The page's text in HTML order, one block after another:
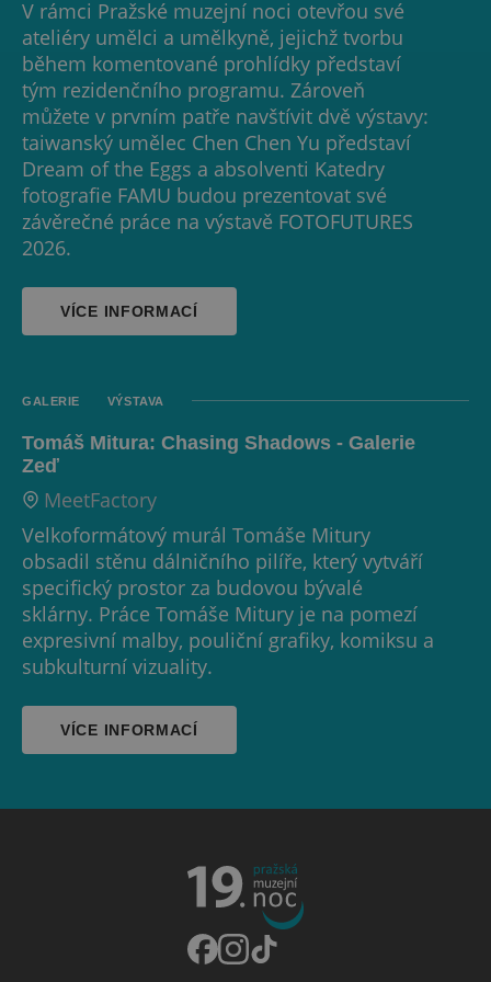
V rámci Pražské muzejní noci otevřou své
ateliéry umělci a umělkyně, jejichž tvorbu
během komentované prohlídky představí
tým rezidenčního programu. Zároveň
můžete v prvním patře navštívit dvě výstavy:
taiwanský umělec Chen Chen Yu představí
Dream of the Eggs a absolventi Katedry
fotografie FAMU budou prezentovat své
závěrečné práce na výstavě FOTOFUTURES
2026.
VÍCE INFORMACÍ
GALERIE VÝSTAVA
Tomáš Mitura: Chasing Shadows - Galerie
Zeď
MeetFactory
Velkoformátový murál Tomáše Mitury
obsadil stěnu dálničního pilíře, který vytváří
specifický prostor za budovou bývalé
sklárny. Práce Tomáše Mitury je na pomezí
expresivní malby, pouliční grafiky, komiksu a
subkulturní vizuality.
VÍCE INFORMACÍ